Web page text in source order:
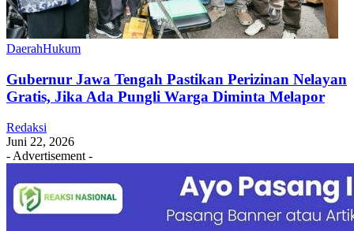
DaerahHukum
Gubernur Jawa Tengah Pastikan Perizinan Nelayan
Gratis, Jika Ada Pungli Warga Diminta Melapor
Redaksi
Juni 22, 2026
- Advertisement -